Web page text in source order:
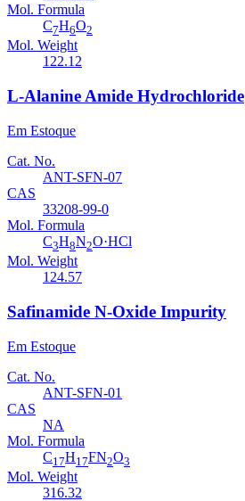
Mol. Formula
C7H6O2
Mol. Weight
122.12
L-Alanine Amide Hydrochloride
Em Estoque
Cat. No.
ANT-SFN-07
CAS
33208-99-0
Mol. Formula
C3H8N2O·HCl
Mol. Weight
124.57
Safinamide N-Oxide Impurity
Em Estoque
Cat. No.
ANT-SFN-01
CAS
NA
Mol. Formula
C17H17FN2O3
Mol. Weight
316.32